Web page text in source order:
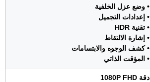
• وضع عزل الخلفية
• إعدادات التجميل
• تقنية HDR
• إشارة الالتقاط
• كشف الوجوه والابتسامات
• المؤقت الذاتي
دقة 1080P FHD